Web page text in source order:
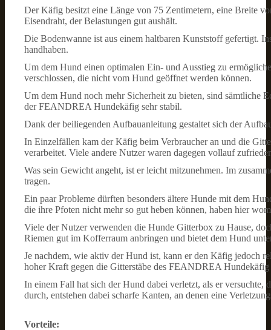
Der Käfig besitzt eine Länge von 75 Zentimetern, eine Breite
Eisendraht, der Belastungen gut aushält.
Die Bodenwanne ist aus einem haltbaren Kunststoff gefertigt.
handhaben.
Um dem Hund einen optimalen Ein- und Ausstieg zu
verschlossen, die nicht vom Hund geöffnet werden können.
Um dem Hund noch mehr Sicherheit zu bieten, sind sämtliche
der FEANDREA Hundekäfig sehr stabil.
Dank der beiliegenden Aufbauanleitung gestaltet sich der
In Einzelfällen kam der Käfig beim Verbraucher an und die
verarbeitet. Viele andere Nutzer waren dagegen vollauf
Was sein Gewicht angeht, ist er leicht mitzunehmen. Im
tragen.
Ein paar Probleme dürften besonders ältere Hunde mit dem
die ihre Pfoten nicht mehr so gut heben können, haben hier
Viele der Nutzer verwenden die Hunde Gitterbox zu Hause,
Riemen gut im Kofferraum anbringen und bietet dem Hund
Je nachdem, wie aktiv der Hund ist, kann er den Käfig jedoch
hoher Kraft gegen die Gitterstäbe des FEANDREA
In einem Fall hat sich der Hund dabei verletzt, als er versuchte,
durch, entstehen dabei scharfe Kanten, an denen eine
Vorteile: